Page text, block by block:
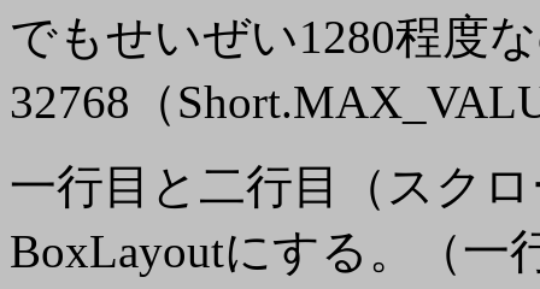
でもせいぜい1280程度
32768（
一行目と二行目（スク
BoxLayoutにする。（一